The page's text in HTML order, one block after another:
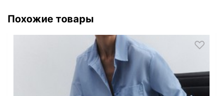
Похожие товары